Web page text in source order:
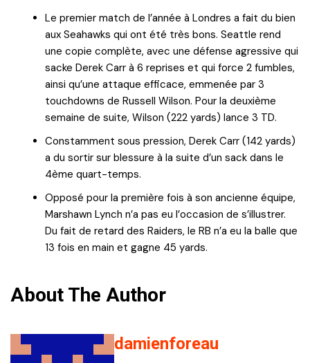
Le premier match de l’année à Londres a fait du bien
aux Seahawks qui ont été très bons. Seattle rend
une copie complète, avec une défense agressive qui
sacke Derek Carr à 6 reprises et qui force 2 fumbles,
ainsi qu’une attaque efficace, emmenée par 3
touchdowns de Russell Wilson. Pour la deuxième
semaine de suite, Wilson (222 yards) lance 3 TD.
Constamment sous pression, Derek Carr (142 yards)
a du sortir sur blessure à la suite d’un sack dans le
4ème quart-temps.
Opposé pour la première fois à son ancienne équipe,
Marshawn Lynch n’a pas eu l’occasion de s’illustrer.
Du fait de retard des Raiders, le RB n’a eu la balle que
13 fois en main et gagne 45 yards.
About The Author
damienforeau